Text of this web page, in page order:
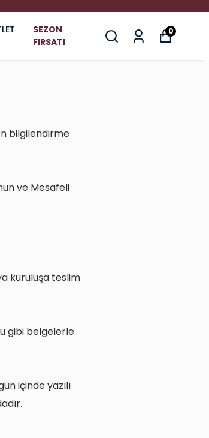
SEZON
FIRSATI
0
bilgilendirme
ve Mesafeli
kuruluşa teslim
gibi belgelerle
içinde yazılı